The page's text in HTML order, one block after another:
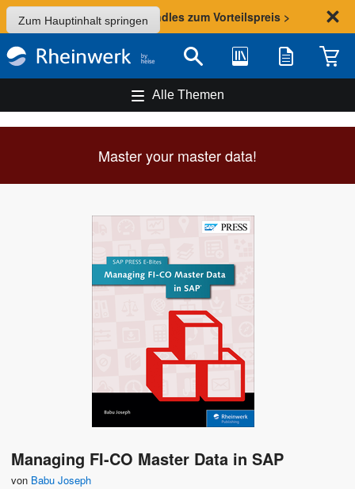
Zum Hauptinhalt springen
Sommer-Aktion: Bundles zum Vorteilspreis >
Suche Bibliothek Merkliste
Alle Themen
Master your master data!
Managing FI-CO Master Data in SAP
von Babu Joseph